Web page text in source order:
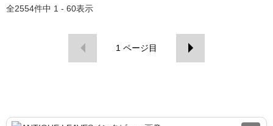
全2554件中 1 - 60表示
1 ページ目